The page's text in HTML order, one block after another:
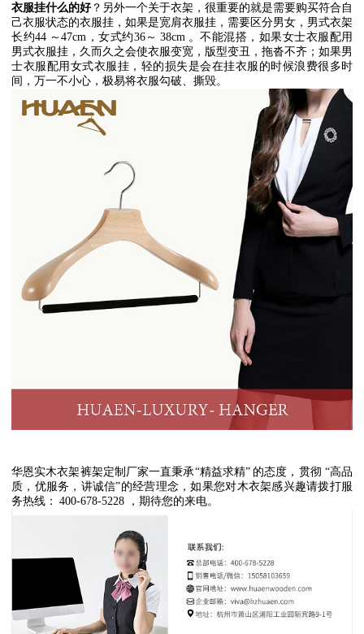
衣服挂什么的好？另外一个关于衣架，很重要的就是需要购买符合自
己衣服状态的衣服挂，如果是宽肩衣服挂，需要区分男女，男式衣架
长约44 ～ 47cm ，女式约36～ 38cm 。不能混搭，如果女士衣服配用
男式衣服挂，久而久之会使衣服变宽，版型变丑，拖沓不齐；如果男
士衣服配用女式衣服挂，轻的损失是会在挂衣服的时候浪费很多时
间，万一不小心，极易将衣服勾破、撕毁。
华恩实木衣架裤架定制厂家一直秉承“精益求精” 的态度，贯彻 “高品
质，优服务，讲诚信”的经营理念，如果您对木衣架感兴趣请拨打服
务热线： 400-678-5228 ，期待您的来电。